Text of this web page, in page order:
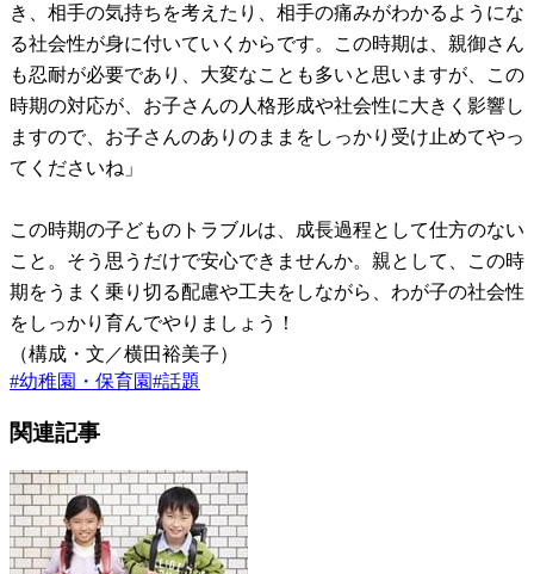
き、相手の気持ちを考えたり、相手の痛みがわかるようにな
る社会性が身に付いていくからです。この時期は、親御さん
も忍耐が必要であり、大変なことも多いと思いますが、この
時期の対応が、お子さんの人格形成や社会性に大きく影響し
ますので、お子さんのありのままをしっかり受け止めてやっ
てくださいね」
この時期の子どものトラブルは、成長過程として仕方のない
こと。そう思うだけで安心できませんか。親として、この時
期をうまく乗り切る配慮や工夫をしながら、わが子の社会性
をしっかり育んでやりましょう！
（構成・文／横田裕美子）
#幼稚園・保育園#話題
関連記事